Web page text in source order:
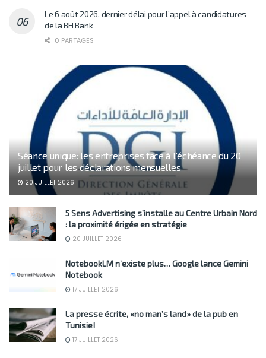
Le 6 août 2026, dernier délai pour l’appel à candidatures
de la BH Bank
0 PARTAGES
Séance unique: les entreprises face à l’échéance du 20
juillet pour les déclarations mensuelles
20 JUILLET 2026
5 Sens Advertising s’installe au Centre Urbain Nord
: la proximité érigée en stratégie
20 JUILLET 2026
NotebookLM n’existe plus… Google lance Gemini
Notebook
17 JUILLET 2026
La presse écrite, «no man’s land» de la pub en
Tunisie!
17 JUILLET 2026